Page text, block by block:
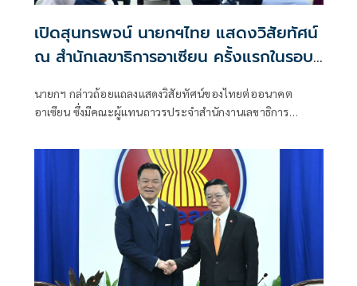
เปิดสุนทรพจน์ นายกฯไทย แสดงวิสัยทัศน์
ณ สำนักเลขาธิการอาเซียน ครั้งแรกในรอบ
นายกฯ กล่าวถ้อยแถลงแสดงวิสัยทัศน์ของไทยต่ออนาคต
อาเซียน ซึ่งมีคณะผู้แทนถาวรประจำสำนักงานเลขาธิการ